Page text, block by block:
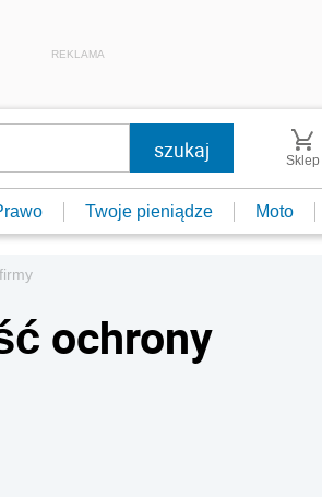
REKLAMA
Sklep
Twoje pieniądze Moto
ochrony